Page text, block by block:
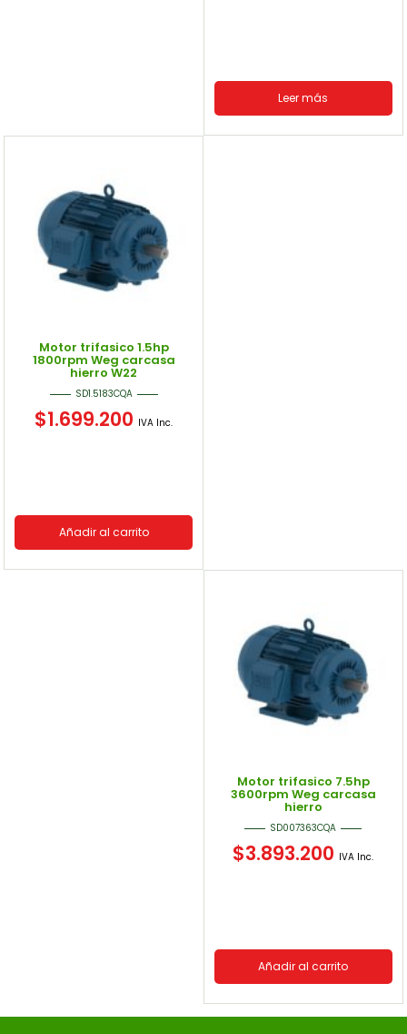
Leer más
Motor trifasico 1.5hp
1800rpm Weg carcasa
hierro W22
SD1.5183CQA
$1.699.200 IVA Inc.
Añadir al carrito
Motor trifasico 7.5hp
3600rpm Weg carcasa
hierro
SD007363CQA
$3.893.200 IVA Inc.
Añadir al carrito